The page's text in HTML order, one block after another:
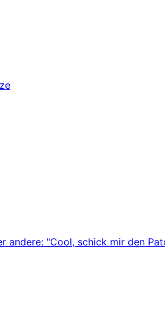
andere: "Cool, schick mir den